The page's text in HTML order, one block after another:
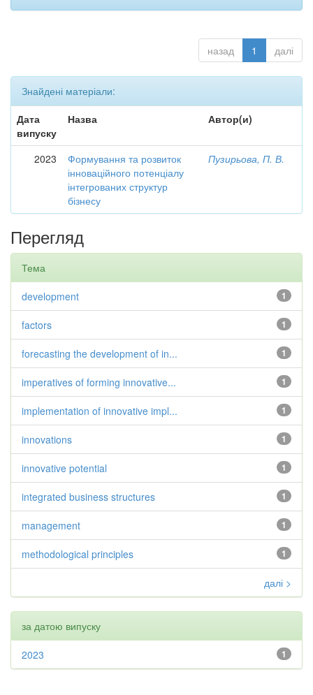
назад 1 далі
Знайдені матеріали:
Дата
випуску
Назва Автор(и)
2023
Формування та розвиток
інноваційного потенціалу
інтегрованих структур
бізнесу
Пузирьова, П. В.
Перегляд
Тема
1
development
1
factors
1
forecasting the development of in...
1
imperatives of forming innovative...
1
implementation of innovative impl...
1
innovations
1
innovative potential
1
integrated business structures
1
management
1
methodological principles
далі >
за датою випуску
1
2023